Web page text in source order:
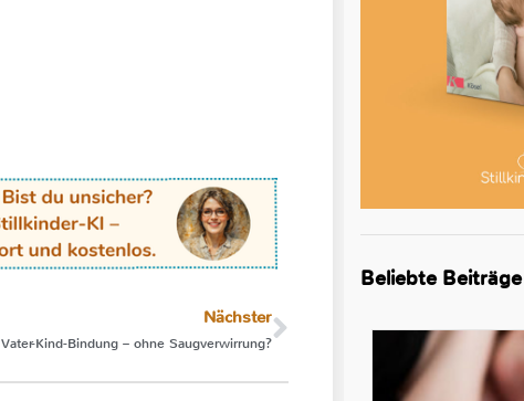
Nächster
Vater-Kind-Bindung – ohne Saugverwirrung?
Beliebte Beiträge